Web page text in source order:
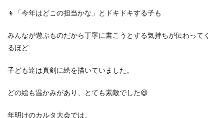
👦「今年はどこの担当かな」とドキドキする子も
みんなが遊ぶものだから丁寧に書こうとする気持ちが伝わってく
るほど
子ども達は真剣に絵を描いていました。
どの絵も温かみがあり、とても素敵でした😆
年明けのカルタ大会では、